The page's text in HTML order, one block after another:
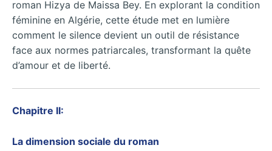
roman Hizya de Maissa Bey. En explorant la condition
féminine en Algérie, cette étude met en lumière
comment le silence devient un outil de résistance
face aux normes patriarcales, transformant la quête
d’amour et de liberté.
Chapitre II:
La dimension sociale du roman